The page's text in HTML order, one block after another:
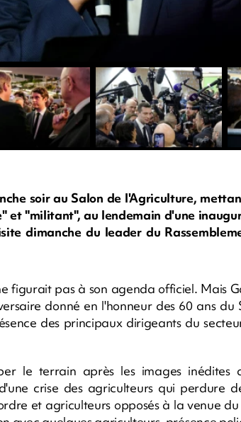
soir au Salon de l'Agriculture,
et "militant", au lendemain d'une
dimanche du leader du
figurait pas à son agenda officiel. Mais
donné en l'honneur des 60 ans du
des principaux dirigeants du
le terrain après les images inédites
crise des agriculteurs qui perdure
et agriculteurs opposés à la venue